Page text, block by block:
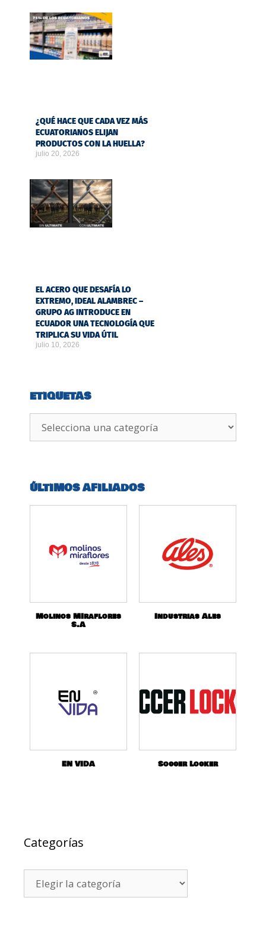
¿QUÉ HACE QUE CADA VEZ MÁS
ECUATORIANOS ELIJAN
PRODUCTOS CON LA HUELLA?
julio 20, 2026
EL ACERO QUE DESAFÍA LO
EXTREMO, IDEAL ALAMBREC –
GRUPO AG INTRODUCE EN
ECUADOR UNA TECNOLOGÍA QUE
TRIPLICA SU VIDA ÚTIL
julio 10, 2026
ETIQUETAS
ÚLTIMOS AFILIADOS
Molinos MIraflores
S.A
Industrias Ales
EN VIDA Soccer Locker
Categorías